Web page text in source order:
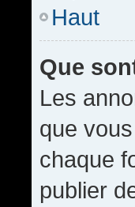
Haut
Que
Les
que
chaque
publier